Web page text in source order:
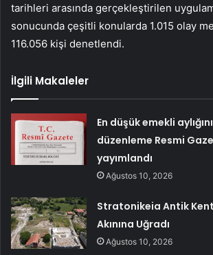
tarihleri ​​arasında gerçekleştirilen
sonucunda çeşitli konularda 1.015 olay
116.056 kişi denetlendi.
İlgili Makaleler
En düşük emekli
düzenleme Resmi
yayımlandı
Ağustos 10, 2026
Stratonikeia Antik
Akınına Uğradı
Ağustos 10, 2026